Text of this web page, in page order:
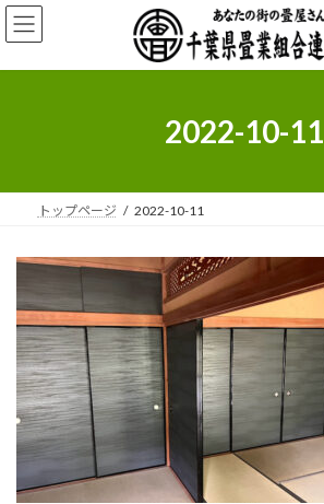
コ
ン
ン
ナ
ビ
ー
2022-10-11
トップページ 2022-10-11